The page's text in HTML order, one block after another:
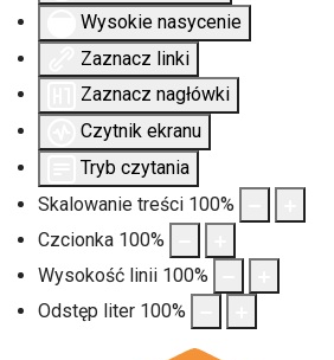
Wysokie nasycenie
Zaznacz linki
Zaznacz nagłówki
Czytnik ekranu
Tryb czytania
Skalowanie treści 100%
Czcionka 100%
Wysokość linii 100%
Odstęp liter 100%